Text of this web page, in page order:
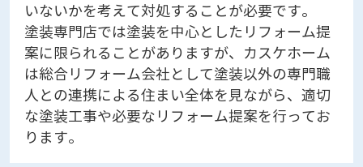
いないかを考えて対処することが必要です。
塗装専門店では塗装を中心としたリフォーム提
案に限られることがありますが、カスケホーム
は総合リフォーム会社として塗装以外の専門職
人との連携による住まい全体を見ながら、適切
な塗装工事や必要なリフォーム提案を行ってお
ります。